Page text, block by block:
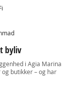
byliv
i Agia Marina
butikker – og har